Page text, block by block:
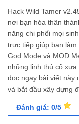
Hack Wild Tamer
nơi bạn hóa thân
năng chi phối mọi
trực tiếp giúp bạn
God Mode và MOD
những linh thú cổ
đọc ngay bài viết này
và bắt đầu xây dựng
Đánh giá: 0/5